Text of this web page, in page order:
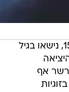
השניים נפגשו לראשונה כשהייתה בת 15, נישאו בגיל
והיציאה
אף